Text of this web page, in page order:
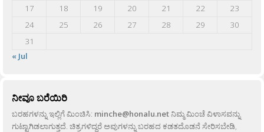
17
18 19 20 21 22
23
24
25 26 27 28 29
30
31
« Jul
ನೀವೂ ಬರೆಯಿರಿ
ಬರಹಗಳನ್ನು ಇಲ್ಲಿಗೆ ಮಿಂಚಿಸಿ: minche@honalu.netನಿಮ್ಮ ಮಿಂಚೆ ವಿಳಾಸವನ್ನು
ಗುಟ್ಟಾಗಿಡಲಾಗುತ್ತದೆ. ಚಿತ್ರಗಳಿದ್ದರೆ ಅವುಗಳನ್ನು ಬರಹದ ಕಡತದೊಡನೆ ಸೇರಿಸಬೇಡಿ,